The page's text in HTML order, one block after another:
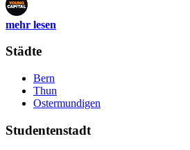
mehr lesen
Städte
Bern
Thun
Ostermundigen
Studentenstadt